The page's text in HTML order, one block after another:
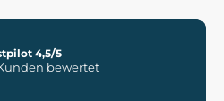
4,5/5
bewertet